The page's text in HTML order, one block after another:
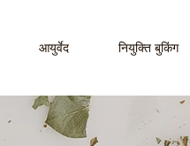
आयुर्वेद नियुक्ति बुकिंग